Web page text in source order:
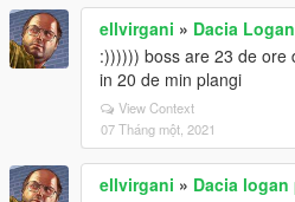
ellvirgani » Dacia
:)))))) boss are 23 de ore
in 20 de min plangi
View Context
07 Tháng một, 2021
ellvirgani » Dacia